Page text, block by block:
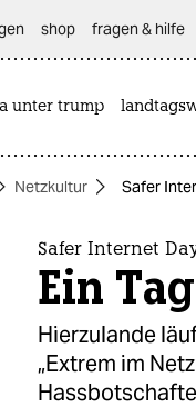
shop fragen & hilfe
unter trump
Netzkultur Safer
Safer Internet
Ein
Hierzulande
„Extrem im